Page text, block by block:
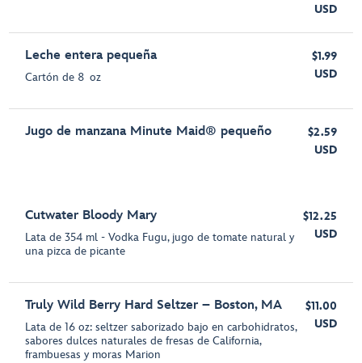
USD
Leche entera pequeña
Cartón de 8 oz
$1.99
USD
Jugo de manzana Minute Maid® pequeño
$2.59
USD
Cutwater Bloody Mary
Lata de 354 ml - Vodka Fugu, jugo de tomate natural y
una pizca de picante
$12.25
USD
Truly Wild Berry Hard Seltzer – Boston, MA
Lata de 16 oz: seltzer saborizado bajo en carbohidratos,
sabores dulces naturales de fresas de California,
frambuesas y moras Marion
$11.00
USD